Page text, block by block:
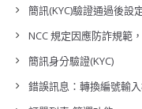
簡訊(KYC)驗證通過後設
NCC 規定因應防詐規範
簡訊身分驗證(KYC)
錯誤訊息：轉換編號輸